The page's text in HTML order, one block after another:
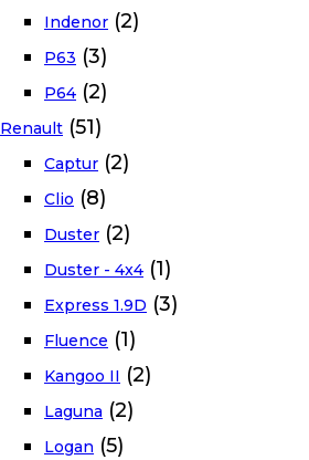
Indenor (2)
P63 (3)
P64 (2)
Renault (51)
Captur (2)
Clio (8)
Duster (2)
Duster - 4x4 (1)
Express 1.9D (3)
Fluence (1)
Kangoo II (2)
Laguna (2)
Logan (5)